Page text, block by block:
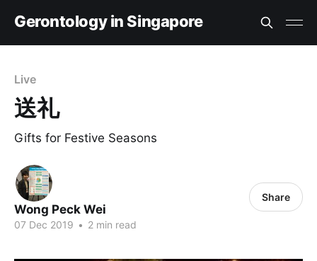
Gerontology in Singapore
Live
送礼
Gifts for Festive Seasons
Wong Peck Wei
07 Dec 2019 • 2 min read
Share